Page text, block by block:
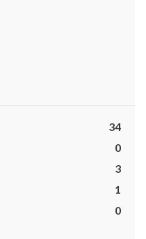
34
0
3
1
0